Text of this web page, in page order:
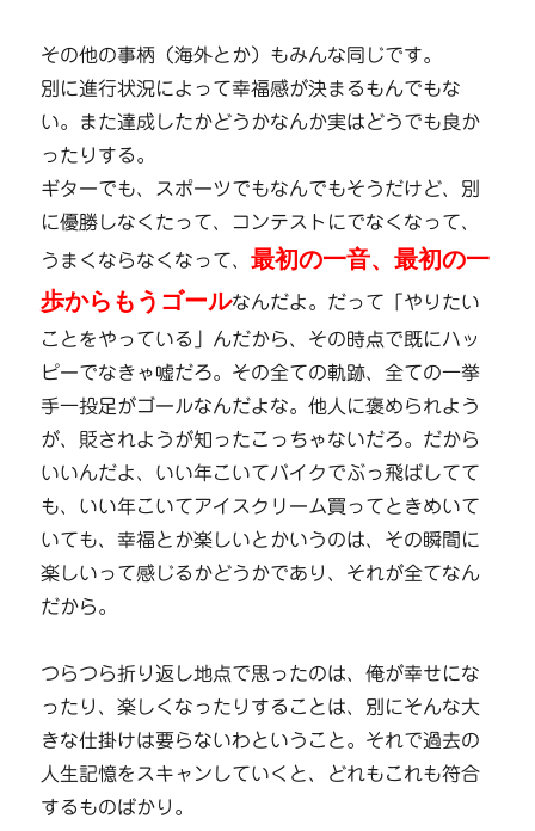
その他の事柄（海外とか）もみんな同じです。
別に進行状況によって幸福感が決まるもんでもな
い。また達成したかどうかなんか実はどうでも良か
ったりする。
ギターでも、スポーツでもなんでもそうだけど、別
に優勝しなくたって、コンテストにでなくなって、
うまくならなくなって、最初の一音、最初の一
歩からもうゴールなんだよ。だって「やりたい
ことをやっている」んだから、その時点で既にハッ
ピーでなきゃ嘘だろ。その全ての軌跡、全ての一挙
手一投足がゴールなんだよな。他人に褒められよう
が、貶されようが知ったこっちゃないだろ。だから
いいんだよ、いい年こいてバイクでぶっ飛ばしてて
も、いい年こいてアイスクリーム買ってときめいて
いても、幸福とか楽しいとかいうのは、その瞬間に
楽しいって感じるかどうかであり、それが全てなん
だから。
つらつら折り返し地点で思ったのは、俺が幸せにな
ったり、楽しくなったりすることは、別にそんな大
きな仕掛けは要らないわということ。それで過去の
人生記憶をスキャンしていくと、どれもこれも符合
するものばかり。